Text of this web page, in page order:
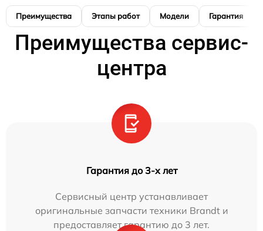
Преимущества Этапы работ Модели Гарантия
Преимущества сервис-
центра
Гарантия до 3-х лет
Сервисный центр устанавливает
оригинальные запчасти техники Brandt и
предоставляет гарантию до 3 лет.